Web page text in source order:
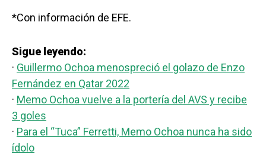
*Con información de EFE.
Sigue leyendo:
· Guillermo Ochoa menospreció el golazo de Enzo
Fernández en Qatar 2022
· Memo Ochoa vuelve a la portería del AVS y recibe
3 goles
· Para el “Tuca” Ferretti, Memo Ochoa nunca ha sido
ídolo